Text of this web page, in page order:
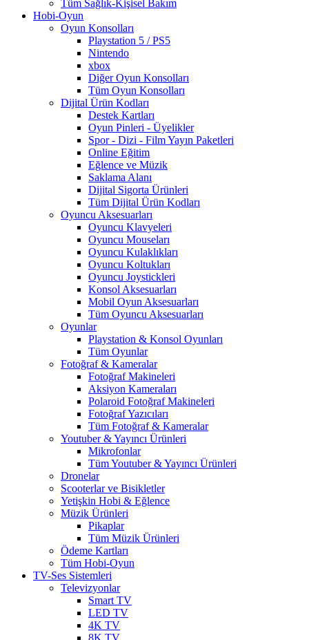
Tüm Sağlık-Kişisel Bakım
Hobi-Oyun
Oyun Konsolları
Playstation 5 / PS5
Nintendo
xbox
Diğer Oyun Konsolları
Tüm Oyun Konsolları
Dijital Ürün Kodları
Destek Kartları
Oyun Pinleri - Üyelikler
Spor - Dizi - Film Yayın Paketleri
Online Eğitim
Eğlence ve Müzik
Saklama Alanı
Dijital Sigorta Ürünleri
Tüm Dijital Ürün Kodları
Oyuncu Aksesuarları
Oyuncu Klavyeleri
Oyuncu Mouseları
Oyuncu Kulaklıkları
Oyuncu Koltukları
Oyuncu Joystickleri
Konsol Aksesuarları
Mobil Oyun Aksesuarları
Tüm Oyuncu Aksesuarları
Oyunlar
Playstation & Konsol Oyunları
Tüm Oyunlar
Fotoğraf & Kameralar
Fotoğraf Makineleri
Aksiyon Kameraları
Polaroid Fotoğraf Makineleri
Fotoğraf Yazıcıları
Tüm Fotoğraf & Kameralar
Youtuber & Yayıncı Ürünleri
Mikrofonlar
Tüm Youtuber & Yayıncı Ürünleri
Dronelar
Scooterlar ve Bisikletler
Yetişkin Hobi & Eğlence
Müzik Ürünleri
Pikaplar
Tüm Müzik Ürünleri
Ödeme Kartları
Tüm Hobi-Oyun
TV-Ses Sistemleri
Televizyonlar
Smart TV
LED TV
4K TV
8K TV